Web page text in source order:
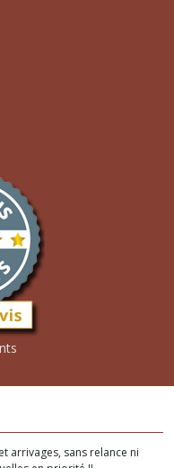
et arrivages, sans relance ni